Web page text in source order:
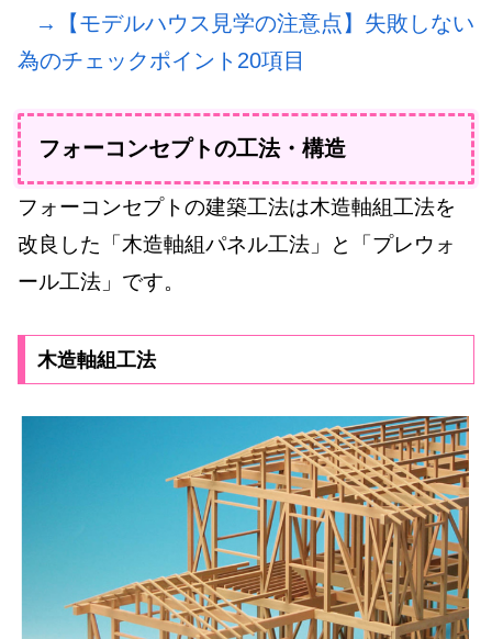
→【モデルハウス見学の注意点】失敗しない
為のチェックポイント20項目
フォーコンセプトの工法・構造
フォーコンセプトの建築工法は木造軸組工法を
改良した「木造軸組パネル工法」と「プレウォ
ール工法」です。
木造軸組工法